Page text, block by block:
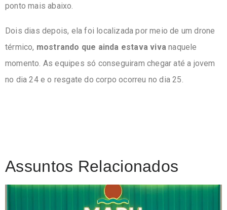
ponto mais abaixo.
Dois dias depois, ela foi localizada por meio de um drone
térmico, mostrando que ainda estava viva naquele
momento. As equipes só conseguiram chegar até a jovem
no dia 24 e o resgate do corpo ocorreu no dia 25.
Assuntos Relacionados